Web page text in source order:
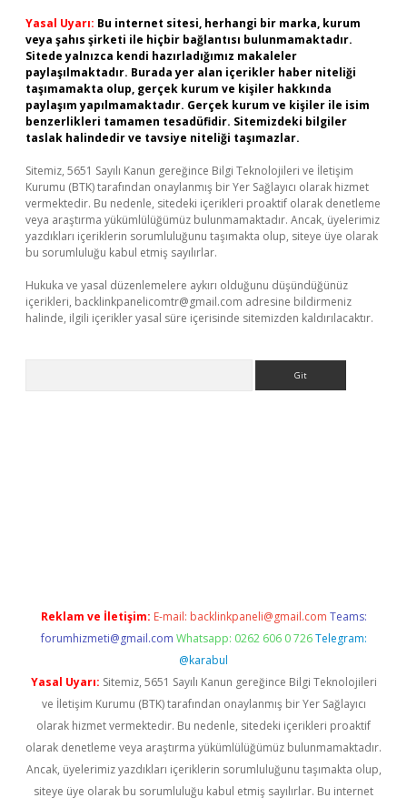
Yasal Uyarı: Bu internet sitesi, herhangi bir marka, kurum
veya şahıs şirketi ile hiçbir bağlantısı bulunmamaktadır.
Sitede yalnızca kendi hazırladığımız makaleler
paylaşılmaktadır. Burada yer alan içerikler haber niteliği
taşımamakta olup, gerçek kurum ve kişiler hakkında
paylaşım yapılmamaktadır. Gerçek kurum ve kişiler ile isim
benzerlikleri tamamen tesadüfidir. Sitemizdeki bilgiler
taslak halindedir ve tavsiye niteliği taşımazlar.
Sitemiz, 5651 Sayılı Kanun gereğince Bilgi Teknolojileri ve İletişim
Kurumu (BTK) tarafından onaylanmış bir Yer Sağlayıcı olarak hizmet
vermektedir. Bu nedenle, sitedeki içerikleri proaktif olarak denetleme
veya araştırma yükümlülüğümüz bulunmamaktadır. Ancak, üyelerimiz
yazdıkları içeriklerin sorumluluğunu taşımakta olup, siteye üye olarak
bu sorumluluğu kabul etmiş sayılırlar.
Hukuka ve yasal düzenlemelere aykırı olduğunu düşündüğünüz
içerikleri, backlinkpanelicomtr@gmail.com adresine bildirmeniz
halinde, ilgili içerikler yasal süre içerisinde sitemizden kaldırılacaktır.
Reklam ve İletişim: E-mail: backlinkpaneli@gmail.com Teams:
forumhizmeti@gmail.com Whatsapp: 0262 606 0 726 Telegram:
@karabul
Yasal Uyarı: Sitemiz, 5651 Sayılı Kanun gereğince Bilgi Teknolojileri
ve İletişim Kurumu (BTK) tarafından onaylanmış bir Yer Sağlayıcı
olarak hizmet vermektedir. Bu nedenle, sitedeki içerikleri proaktif
olarak denetleme veya araştırma yükümlülüğümüz bulunmamaktadır.
Ancak, üyelerimiz yazdıkları içeriklerin sorumluluğunu taşımakta olup,
siteye üye olarak bu sorumluluğu kabul etmiş sayılırlar. Bu internet